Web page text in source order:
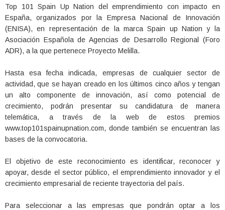
Top 101 Spain Up Nation del emprendimiento con impacto en
España, organizados por la Empresa Nacional de Innovación
(ENISA), en representación de la marca Spain up Nation y la
Asociación Española de Agencias de Desarrollo Regional (Foro
ADR), a la que pertenece Proyecto Melilla.
Hasta esa fecha indicada, empresas de cualquier sector de
actividad, que se hayan creado en los últimos cinco años y tengan
un alto componente de innovación, así como potencial de
crecimiento, podrán presentar su candidatura de manera
telemática, a través de la web de estos premios
www.top101spainupnation.com, donde también se encuentran las
bases de la convocatoria.
El objetivo de este reconocimiento es identificar, reconocer y
apoyar, desde el sector público, el emprendimiento innovador y el
crecimiento empresarial de reciente trayectoria del país.
Para seleccionar a las empresas que pondrán optar a los